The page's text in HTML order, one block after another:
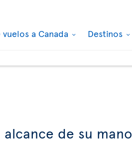
a Canada Destinos
de su mano